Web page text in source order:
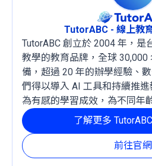
TutorABC - 線上教
TutorABC 創立於 2004 年，是
教學的教育品牌，全球 30,000
備，超過 20 年的辦學經驗、
們得以導入 AI 工具和持續推
為有感的學習成效，為不同年
定且有效的成長路徑。
前往官網
了解更多